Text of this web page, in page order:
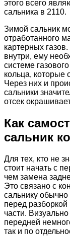
этого всего
сальника в 2110.
Зимой сальник
отработанного
картерных
внутри, ему
системе
кольца, которые
Через них и
сальники
отсек
Как
сальник
Для тех, кто не
стоит начать с
чем замена
Это связано с
сальнику обычно
перед
части.
передней
так и по